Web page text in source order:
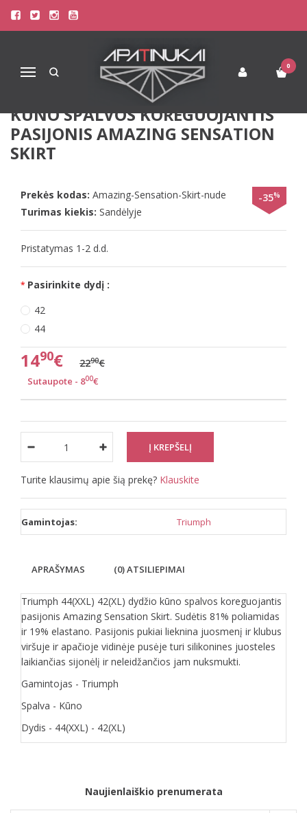
Navigacija
0
Pagrindinis
Apatinis Trikotažas Moterims
Koreguojantys apatiniai drabužiai
Amazing Sensation Skirt
TRIUMPH 44(XXL) 42(XL) DYDŽIO
KŪNO SPALVOS KOREGUOJANTIS
PASIJONIS AMAZING SENSATION
SKIRT
-35%
Prekės kodas: Amazing-Sensation-Skirt-nude
Turimas kiekis: Sandėlyje
Pristatymas 1-2 d.d.
Pasirinkite dydį :
42
44
1490€ 2290€
Sutaupote - 800€
Turite klausimų apie šią prekę? Klauskite
Gamintojas: Triumph
APRAŠYMAS (0) ATSILIEPIMAI
Triumph 44(XXL) 42(XL) dydžio kūno spalvos koreguojantis
pasijonis Amazing Sensation Skirt. Sudėtis 81% poliamidas
ir 19% elastano. Pasijonis pukiai lieknina juosmenį ir klubus
viršuje ir apačioje vidinėje pusėje turi silikonines juosteles
laikiančias sijonėlį ir neleidžančios jam nuksmukti.
Gamintojas - Triumph
Spalva - Kūno
Dydis - 44(XXL) - 42(XL)
Naujienlaiškio prenumerata